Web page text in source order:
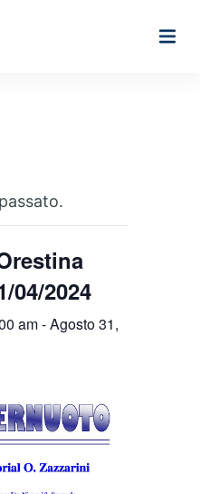
04/2024
am-Agosto 31,